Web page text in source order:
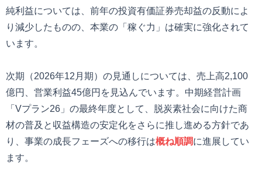
純利益については、前年の投資有価証券売却益の反動によ
り減少したものの、本業の「稼ぐ力」は確実に強化されて
います。
次期（2026年12月期）の見通しについては、売上高2,100
億円、営業利益45億円を見込んでいます。中期経営計画
「Vプラン26」の最終年度として、脱炭素社会に向けた商
材の普及と収益構造の安定化をさらに推し進める方針であ
り、事業の成長フェーズへの移行は概ね順調に進展してい
ます。